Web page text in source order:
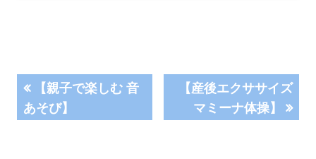
投
稿
前
の
【親子で楽しむ 音
あそび】
次
【産後エクササイズ
マミーナ体操】